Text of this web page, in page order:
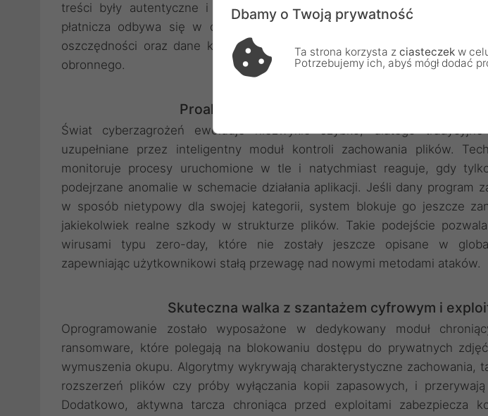
treści były autentyczne i niezmodyfikowane przez osoby trzecie.
płatnicza odbywa się w odizolowanym, bezpiecznym środowisku, co
oszczędności oraz dane kart płatniczych są pod stałym nadzorem
obronnego.
Proaktywne reagowanie na nieznane
Świat cyberzagrożeń ewoluuje niezwykle szybko, dlatego
uzupełniane przez inteligentny moduł kontroli zachowania plików.
monitoruje procesy uruchomione w tle i natychmiast reaguje, gdy
podejrzane anomalie w schemacie działania aplikacji. Jeśli dany program
w sposób nietypowy dla swojej kategorii, system blokuje go jeszcze
jakiekolwiek realne szkody w strukturze plików. Takie podejście
wirusami typu zero-day, które nie zostały jeszcze opisane w
zapewniając użytkownikowi stałą przewagę nad nowymi metodami ataków.
Skuteczna walka z szantażem cyfrowym i
Oprogramowanie zostało wyposażone w dedykowany moduł
ransomware, które polegają na blokowaniu dostępu do prywatnych
wymuszenia okupu. Algorytmy wykrywają charakterystyczne zachowania,
rozszerzeń plików czy próby wyłączania kopii zapasowych, i
Dodatkowo, aktywna tarcza chroniąca przed exploitami zabezpiecza
Dbamy o Twoją prywatność
Ta strona korzysta z ciasteczek w
Potrzebujemy ich, abyś mógł dodać